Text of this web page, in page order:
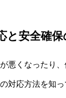
と安全確
悪くなったり
対応方法を知